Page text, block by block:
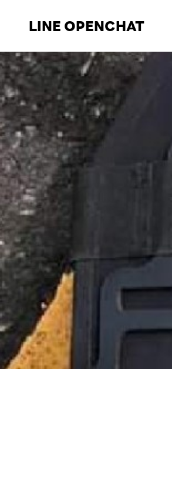
LINE OPENCHAT